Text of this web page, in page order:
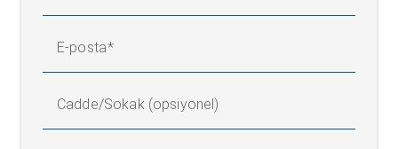
E-posta
Cadde/Sokak (opsiyonel)